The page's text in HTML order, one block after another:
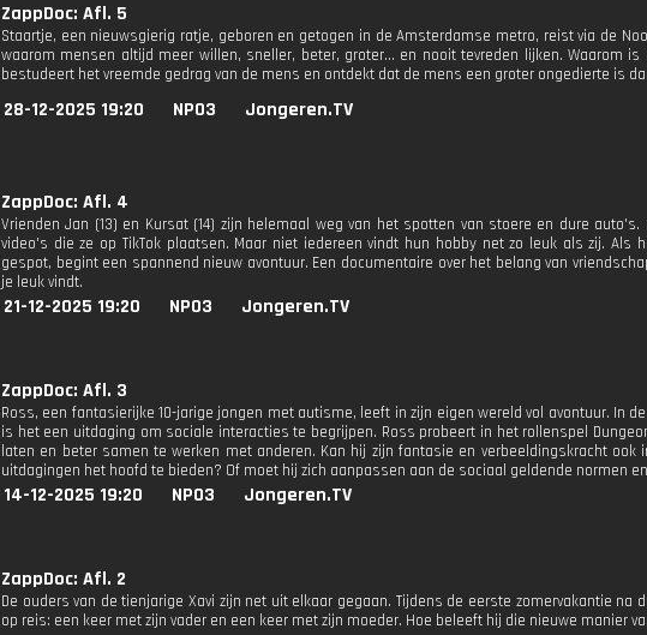
ZappDoc: Afl. 5
Staartje, een nieuwsgierig ratje, geboren en getogen in de Amsterdamse metro, reist via de
waarom mensen altijd meer willen, sneller, beter, groter... en nooit tevreden lijken. Waarom
bestudeert het vreemde gedrag van de mens en ontdekt dat de mens een groter ongedierte is
28-12-2025 19:20 NPO3 Jongeren.TV
ZappDoc: Afl. 4
Vrienden Jan (13) en Kursat (14) zijn helemaal weg van het spotten van stoere en dure
video's die ze op TikTok plaatsen. Maar niet iedereen vindt hun hobby net zo leuk als zij. Als
gespot, begint een spannend nieuw avontuur. Een documentaire over het belang van
je leuk vindt.
21-12-2025 19:20 NPO3 Jongeren.TV
ZappDoc: Afl. 3
Ross, een fantasierijke 10-jarige jongen met autisme, leeft in zijn eigen wereld vol avontuur. In
is het een uitdaging om sociale interacties te begrijpen. Ross probeert in het rollenspel
laten en beter samen te werken met anderen. Kan hij zijn fantasie en verbeeldingskracht
uitdagingen het hoofd te bieden? Of moet hij zich aanpassen aan de sociaal geldende normen
14-12-2025 19:20 NPO3 Jongeren.TV
ZappDoc: Afl. 2
De ouders van de tienjarige Xavi zijn net uit elkaar gegaan. Tijdens de eerste zomervakantie na
op reis: een keer met zijn vader en een keer met zijn moeder. Hoe beleeft hij die nieuwe manier